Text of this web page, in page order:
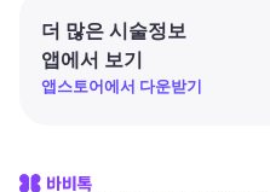
더 많은 시술정보
앱에서 보기
앱스토어에서 다운받기